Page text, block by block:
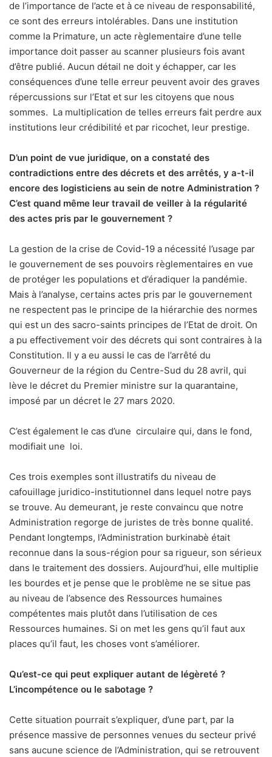
de l’importance de l’acte et à ce niveau de responsabilité,
ce sont des erreurs intolérables. Dans une institution
comme la Primature, un acte règlementaire d’une telle
importance doit passer au scanner plusieurs fois avant
d’être publié. Aucun détail ne doit y échapper, car les
conséquences d’une telle erreur peuvent avoir des graves
répercussions sur l’Etat et sur les citoyens que nous
sommes. La multiplication de telles erreurs fait perdre aux
institutions leur crédibilité et par ricochet, leur prestige.
D’un point de vue juridique, on a constaté des
contradictions entre des décrets et des arrêtés, y a-t-il
encore des logisticiens au sein de notre Administration ?
C’est quand même leur travail de veiller à la régularité
des actes pris par le gouvernement ?
La gestion de la crise de Covid-19 a nécessité l’usage par
le gouvernement de ses pouvoirs règlementaires en vue
de protéger les populations et d’éradiquer la pandémie.
Mais à l’analyse, certains actes pris par le gouvernement
ne respectent pas le principe de la hiérarchie des normes
qui est un des sacro-saints principes de l’Etat de droit. On
a pu effectivement voir des décrets qui sont contraires à la
Constitution. Il y a eu aussi le cas de l’arrêté du
Gouverneur de la région du Centre-Sud du 28 avril, qui
lève le décret du Premier ministre sur la quarantaine,
imposé par un décret le 27 mars 2020.
C’est également le cas d’une circulaire qui, dans le fond,
modifiait une loi.
Ces trois exemples sont illustratifs du niveau de
cafouillage juridico-institutionnel dans lequel notre pays
se trouve. Au demeurant, je reste convaincu que notre
Administration regorge de juristes de très bonne qualité.
Pendant longtemps, l’Administration burkinabè était
reconnue dans la sous-région pour sa rigueur, son sérieux
dans le traitement des dossiers. Aujourd’hui, elle multiplie
les bourdes et je pense que le problème ne se situe pas
au niveau de l’absence des Ressources humaines
compétentes mais plutôt dans l’utilisation de ces
Ressources humaines. Si on met les gens qu’il faut aux
places qu’il faut, les choses vont s’améliorer.
Qu’est-ce qui peut expliquer autant de légèreté ?
L’incompétence ou le sabotage ?
Cette situation pourrait s’expliquer, d’une part, par la
présence massive de personnes venues du secteur privé
sans aucune science de l’Administration, qui se retrouvent